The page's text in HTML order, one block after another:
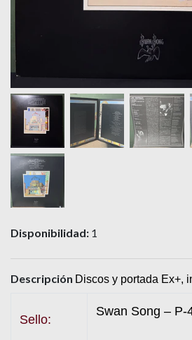
Disponibilidad: 1
Descripción Discos y portada Ex+,
Sello:
Swan Song – P-